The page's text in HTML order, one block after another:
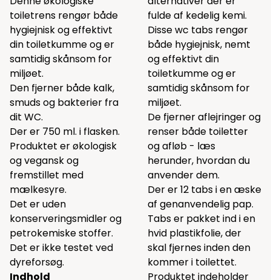
toiletrens rengør både
hygiejnisk og effektivt
din toiletkumme og er
samtidig skånsom for
miljøet.
Den fjerner både kalk,
smuds og bakterier fra
dit WC.
Der er 750 ml. i flasken.
Produktet er økologisk
og vegansk og
fremstillet med
mælkesyre.
Det er uden
konserveringsmidler og
petrokemiske stoffer.
Det er ikke testet ved
dyreforsøg.
Indhold
fulde af kedelig kemi.
Disse wc tabs rengør
både hygiejnisk, nemt
og effektivt din
toiletkumme og er
samtidig skånsom for
miljøet.
De fjerner aflejringer og
renser både toiletter
og afløb - læs
herunder, hvordan du
anvender dem.
Der er 12 tabs i en æske
af genanvendelig pap.
Tabs er pakket ind i en
hvid plastikfolie, der
skal fjernes inden den
kommer i toilettet.
Produktet indeholder